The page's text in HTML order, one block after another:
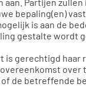
bepaling(en)
is aan de
gestalte wordt
is gerechtigd haar
over
of de betreffende